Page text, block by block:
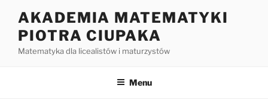
treści
AKADEMIA MATEMATYKI
PIOTRA CIUPAKA
Matematyka dla licealistów i maturzystów
Menu